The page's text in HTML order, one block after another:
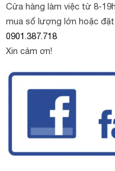
Cửa hàng làm việc từ 8-
mua số lượng lớn hoặc
0901.387.718
Xin cảm ơn!